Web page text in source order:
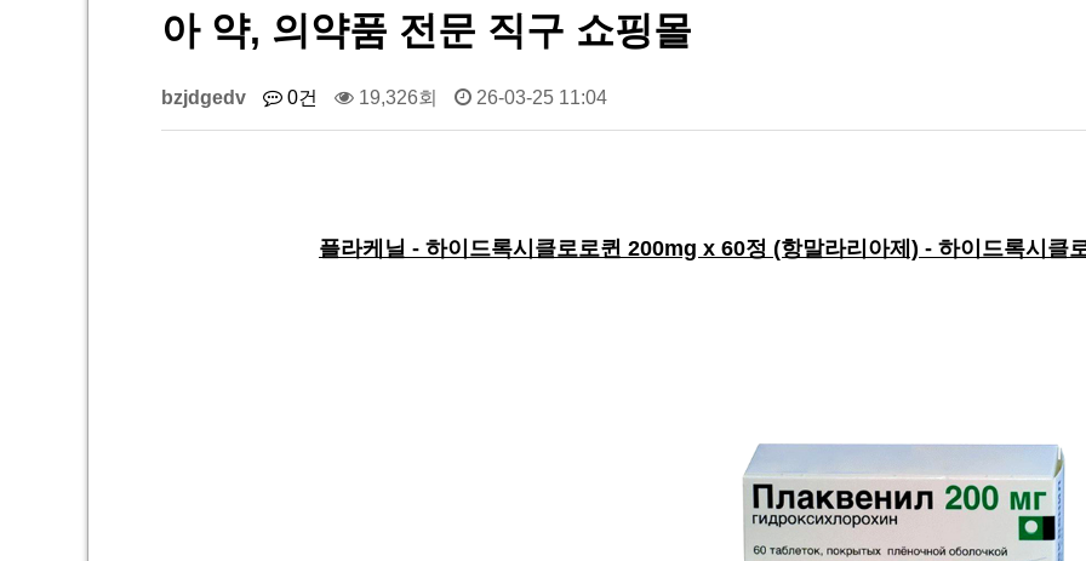
아 약, 의약품 전문 직구 쇼핑몰
bzjdgedv 0건 19,326회 26-03-25 11:04
플라케닐 - 하이드록시클로로퀸 200mg x 60정 (항말라리아제) - 하이드록시클